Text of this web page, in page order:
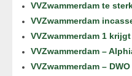
VVZwammerdam te
VVZwammerdam
VVZwammerdam 1
VVZwammerdam –
VVZwammerdam –